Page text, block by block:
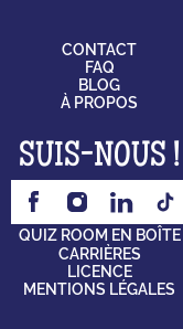
CONTACT
FAQ
BLOG
À PROPOS
SUIS-NOUS !
QUIZ ROOM EN BOÎTE
CARRIÈRES
LICENCE
MENTIONS LÉGALES